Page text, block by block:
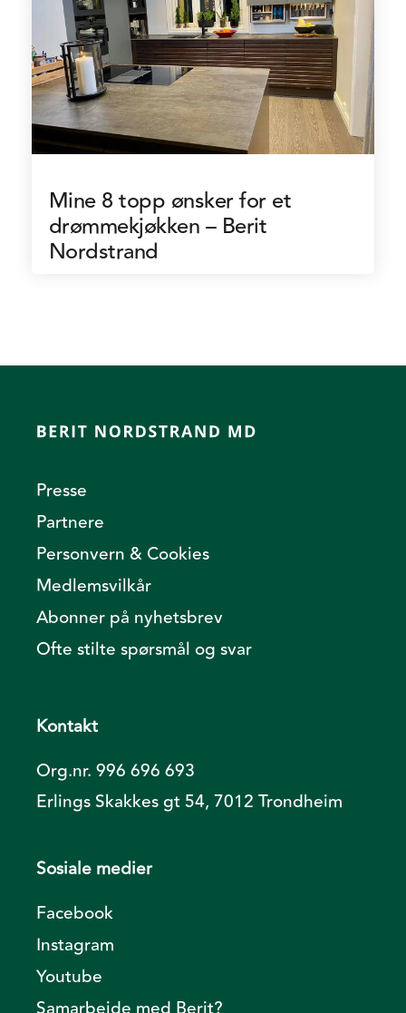
Mine 8 topp ønsker for et
drømmekjøkken – Berit
Nordstrand
Presse
Partnere
Personvern & Cookies
Medlemsvilkår
Abonner på nyhetsbrev
Ofte stilte spørsmål og svar
Kontakt
Org.nr. 996 696 693
Erlings Skakkes gt 54, 7012 Trondheim
Sosiale medier
Facebook
Instagram
Youtube